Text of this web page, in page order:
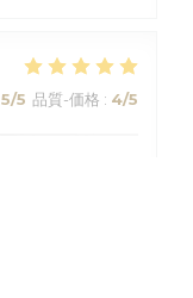
5/5 品質-価格 : 4/5